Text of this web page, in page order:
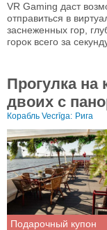
VR Gaming даст
отправиться в
заснеженных гор,
горок всего за
Прогулка на
двоих с
Корабль Vecrīga: Рига
Подарочный купон